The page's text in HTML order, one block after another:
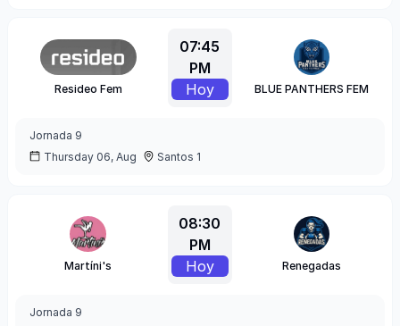
Resideo Fem
07:45
PM
Hoy
BLUE PANTHERS FEM
Jornada 9
Thursday 06, Aug
Santos 1
Martíni's
08:30
PM
Hoy
Renegadas
Jornada 9